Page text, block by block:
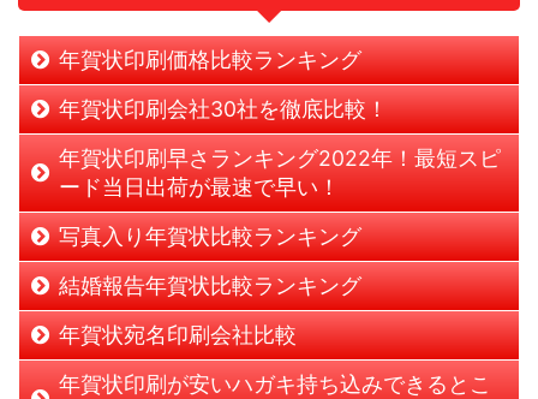
年賀状印刷価格比較ランキング
年賀状印刷会社30社を徹底比較！
年賀状印刷早さランキング2022年！最短スピ
ード当日出荷が最速で早い！
写真入り年賀状比較ランキング
結婚報告年賀状比較ランキング
年賀状宛名印刷会社比較
年賀状印刷が安いハガキ持ち込みできるとこ